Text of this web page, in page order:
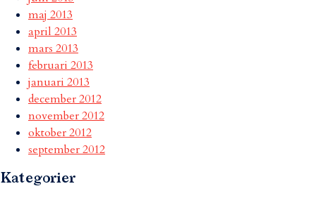
maj 2013
april 2013
mars 2013
februari 2013
januari 2013
december 2012
november 2012
oktober 2012
september 2012
Kategorier